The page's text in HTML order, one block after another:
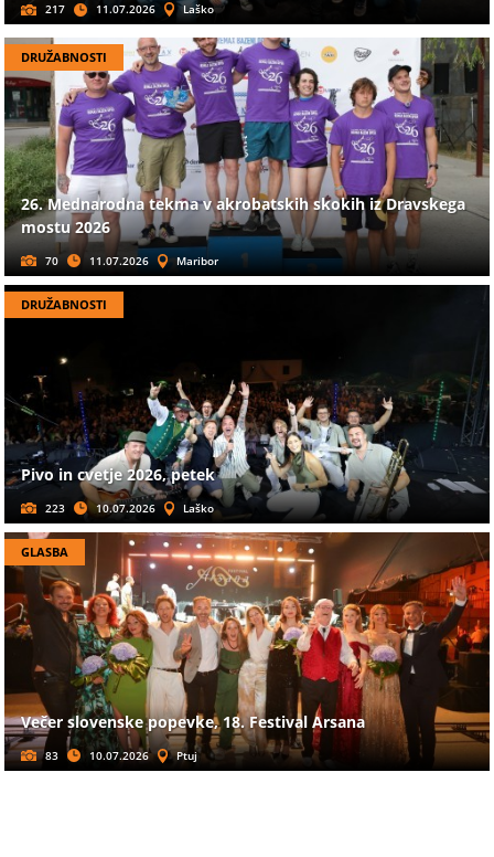
217 11.07.2026 Laško
DRUŽABNOSTI
26. Mednarodna tekma v akrobatskih skokih iz Dravskega
mostu 2026
70 11.07.2026 Maribor
DRUŽABNOSTI
Pivo in cvetje 2026, petek
223 10.07.2026 Laško
GLASBA
Večer slovenske popevke, 18. Festival Arsana
83 10.07.2026 Ptuj